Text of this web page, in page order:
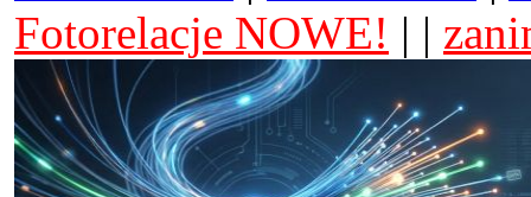
Fotorelacje NOWE! | |